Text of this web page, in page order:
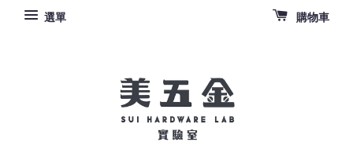
選單 購物車